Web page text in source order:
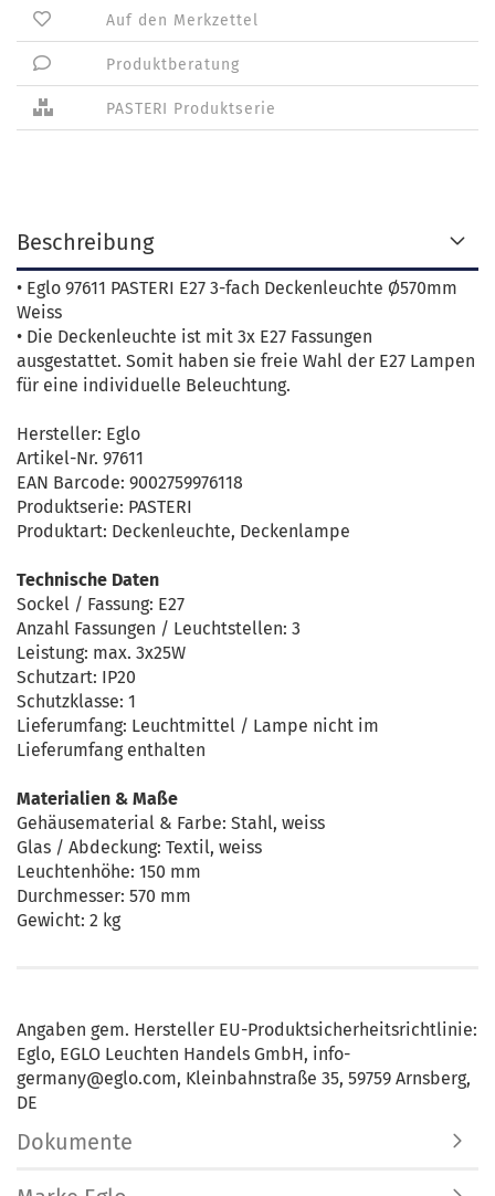
Auf den Merkzettel
Produktberatung
PASTERI Produktserie
Beschreibung
• Eglo 97611 PASTERI E27 3-fach Deckenleuchte Ø570mm
Weiss
• Die Deckenleuchte ist mit 3x E27 Fassungen
ausgestattet. Somit haben sie freie Wahl der E27 Lampen
für eine individuelle Beleuchtung.
Hersteller: Eglo
Artikel-Nr. 97611
EAN Barcode: 9002759976118
Produktserie: PASTERI
Produktart: Deckenleuchte, Deckenlampe
Technische Daten
Sockel / Fassung: E27
Anzahl Fassungen / Leuchtstellen: 3
Leistung: max. 3x25W
Schutzart: IP20
Schutzklasse: 1
Lieferumfang: Leuchtmittel / Lampe nicht im
Lieferumfang enthalten
Materialien & Maße
Gehäusematerial & Farbe: Stahl, weiss
Glas / Abdeckung: Textil, weiss
Leuchtenhöhe: 150 mm
Durchmesser: 570 mm
Gewicht: 2 kg
Angaben gem. Hersteller EU-Produktsicherheitsrichtlinie:
Eglo, EGLO Leuchten Handels GmbH, info-
germany@eglo.com, Kleinbahnstraße 35, 59759 Arnsberg,
DE
Dokumente